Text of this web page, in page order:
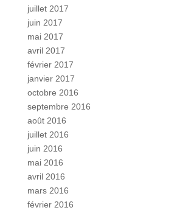
juillet 2017
juin 2017
mai 2017
avril 2017
février 2017
janvier 2017
octobre 2016
septembre 2016
août 2016
juillet 2016
juin 2016
mai 2016
avril 2016
mars 2016
février 2016